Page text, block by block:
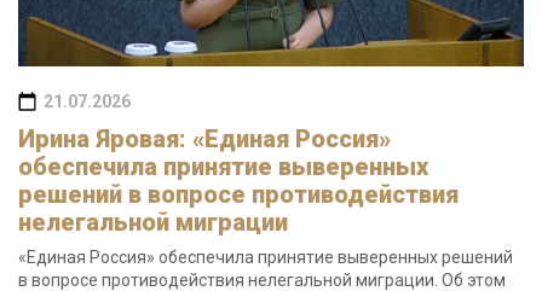
21.07.2026
Ирина Яровая: «Единая Россия»
обеспечила принятие выверенных
решений в вопросе противодействия
нелегальной миграции
«Единая Россия» обеспечила принятие выверенных решений
в вопросе противодействия нелегальной миграции. Об этом